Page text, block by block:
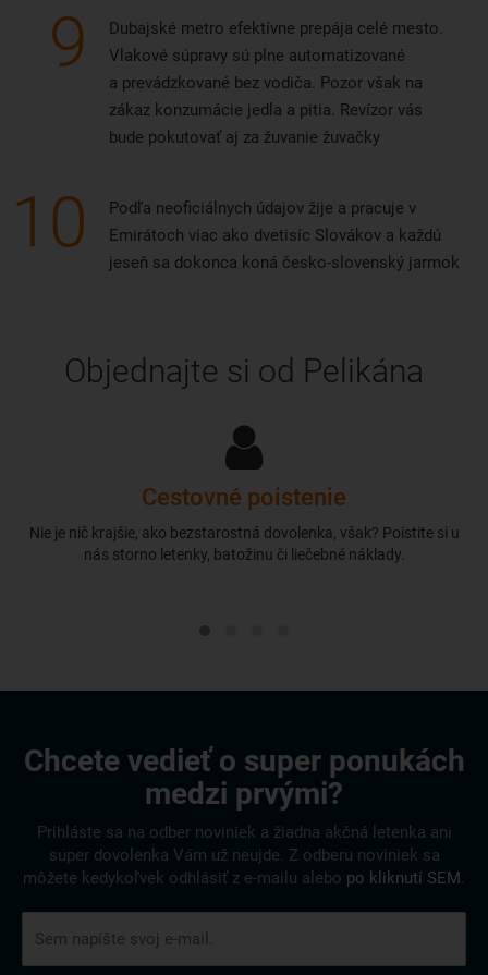
9
Dubajské metro efektívne prepája celé mesto.
Vlakové súpravy sú plne automatizované
a prevádzkované bez vodiča. Pozor však na
zákaz konzumácie jedla a pitia. Revízor vás
bude pokutovať aj za žuvanie žuvačky
10
Podľa neoficiálnych údajov žije a pracuje v
Emirátoch viac ako dvetisíc Slovákov a každú
jeseň sa dokonca koná česko-slovenský jarmok
Objednajte si od Pelikána
Cestovné poistenie
Nie je nič krajšie, ako bezstarostná dovolenka, však? Poistite si u
nás storno letenky, batožinu či liečebné náklady.
Chcete vedieť o super ponukách
medzi prvými?
Prihláste sa na odber noviniek a žiadna akčná letenka ani
super dovolenka Vám už neujde. Z odberu noviniek sa
môžete kedykoľvek odhlásiť z e-mailu alebo po kliknutí SEM.